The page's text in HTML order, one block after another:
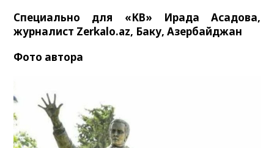
Специально для «КВ» Ирада Асадова,
журналист Zerkalo.az, Баку, Азербайджан
Фото автора